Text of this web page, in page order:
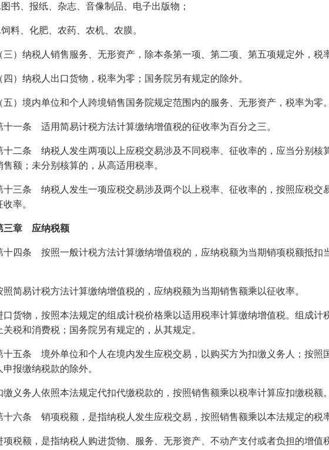
书、报纸、杂志、音像制品、电子出版物；
料、化肥、农药、农机、农膜。
三）纳税人销售服务、无形资产，除本条第一项、第二项、第五项规定外，税
四）纳税人出口货物，税率为零；国务院另有规定的除外。
五）境内单位和个人跨境销售国务院规定范围内的服务、无形资产，税率为零。
十一条 适用简易计税方法计算缴纳增值税的征收率为百分之三。
十二条 纳税人发生两项以上应税交易涉及不同税率、征收率的，应当分别核
售额；未分别核算的，从高适用税率。
十三条 纳税人发生一项应税交易涉及两个以上税率、征收率的，按照应税交
率。
三章 应纳税额
十四条 按照一般计税方法计算缴纳增值税的，应纳税额为当期销项税额抵扣
照简易计税方法计算缴纳增值税的，应纳税额为当期销售额乘以征收率。
口货物，按照本法规定的组成计税价格乘以适用税率计算缴纳增值税。组成计
关税和消费税；国务院另有规定的，从其规定。
十五条 境外单位和个人在境内发生应税交易，以购买方为扣缴义务人；按照
报缴纳税款的除外。
缴义务人依照本法规定代扣代缴税款的，按照销售额乘以税率计算应扣缴税额。
十六条 销项税额，是指纳税人发生应税交易，按照销售额乘以本法规定的税
项税额，是指纳税人购进货物、服务、无形资产、不动产支付或者负担的增值